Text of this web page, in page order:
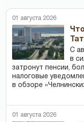
01 августа 2026
С
в
затронут пенсии,
налоговые
в обзоре
01 августа 2026